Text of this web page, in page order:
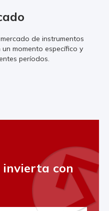
de instrumentos
momento específico y
períodos.
invierta con